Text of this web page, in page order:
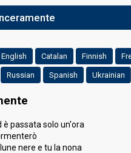
Qualified for the superfinal
3rd (out of 30)
16
English Catalan Finnish
Russian Spanish Ukrainian
è passata solo un'ora
nere e tu la nona